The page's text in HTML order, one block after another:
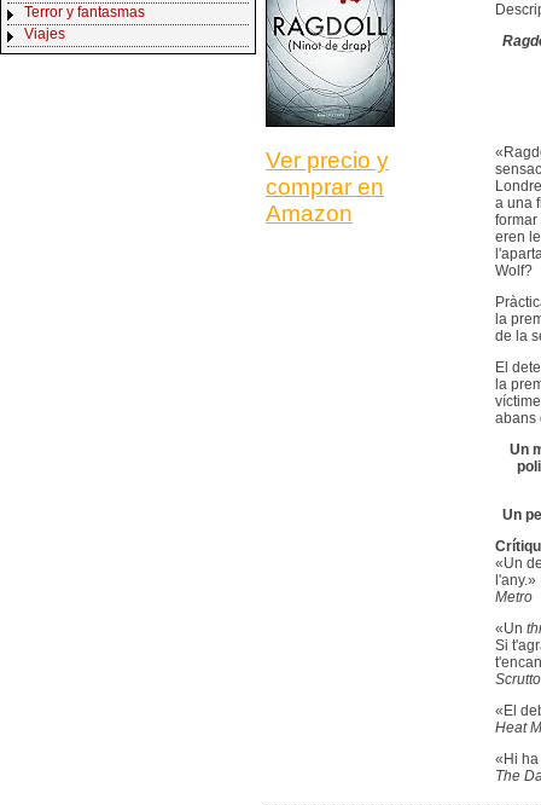
Terror y fantasmas
Viajes
Ver precio y
comprar en
Amazon
a una
formar
eren
Wolf?
la
de la
El
la
abans
Un
Un
«Un
l'any.»
Metro
«Un
Si
«El
Heat
«Hi
The